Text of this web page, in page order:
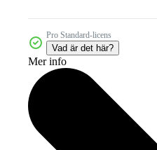
Pro Standard-licens
Vad är det här?
Mer info